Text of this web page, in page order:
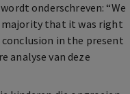
onderschreven: “We
that it was right
in the present
analyse van deze